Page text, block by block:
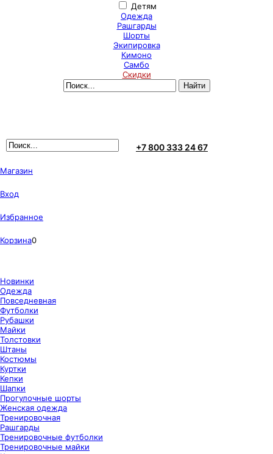
Детям
Одежда
Рашгарды
Шорты
Экипировка
Кимоно
Самбо
Скидки
+7 800 333 24 67
Магазин
Вход
Избранное
Корзина0
Новинки
Одежда
Повседневная
Футболки
Рубашки
Майки
Толстовки
Штаны
Костюмы
Куртки
Кепки
Шапки
Прогулочные шорты
Женская одежда
Тренировочная
Рашгарды
Тренировочные футболки
Тренировочные майки